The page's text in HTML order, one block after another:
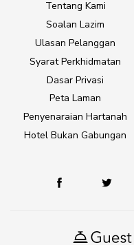
Tentang Kami
Soalan Lazim
Ulasan Pelanggan
Syarat Perkhidmatan
Dasar Privasi
Peta Laman
Penyenaraian Hartanah
Hotel Bukan Gabungan